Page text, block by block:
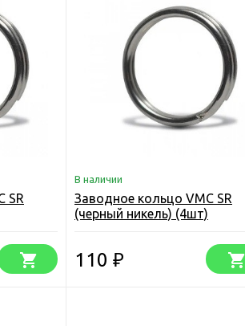
SR
В наличии
Заводное кольцо VMC SR
(черный никель) (4шт)
110 ₽